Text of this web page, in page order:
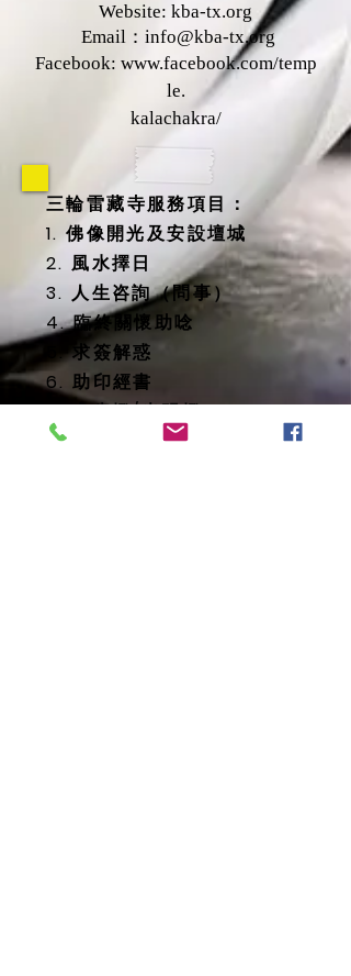
Website: kba-tx.org
Email： info@kba-tx.org
Facebook: www.facebook.com/temp
le.
kalachakra/
三輪雷藏寺服務項目：
1. 佛像開光及安設壇城
2. 風水擇日
3. 人生咨詢（問事）
4. 臨終關懷助唸
5. 求簽解惑
6. 助印經書
7. 太歲燈/光明燈
8. 消災延壽藥師佛燈